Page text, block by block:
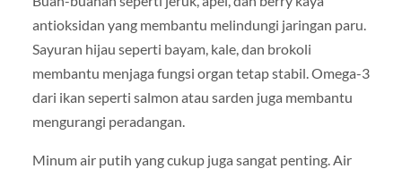
antioksidan yang membantu melindungi jaringan paru.
Sayuran hijau seperti bayam, kale, dan brokoli
membantu menjaga fungsi organ tetap stabil. Omega-3
dari ikan seperti salmon atau sarden juga membantu
mengurangi peradangan.
Minum air putih yang cukup juga sangat penting. Air